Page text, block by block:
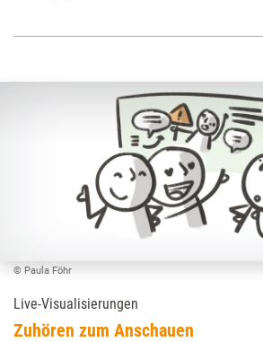
© Paula Föhr
Live-Visualisierungen
Zuhören zum Anschauen